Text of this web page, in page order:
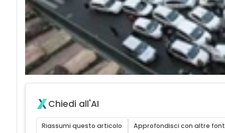
Chiedi all'AI
Riassumi questo articolo Approfondisci con altre